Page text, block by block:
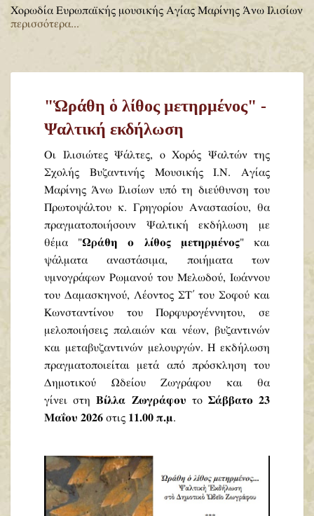
Χορωδία Ευρωπαϊκής μουσικής Αγίας Μαρίνης Άνω Ιλισίων
περισσότερα...
"Ὡράθη ὁ λίθος μετηρμένος" -
Ψαλτική εκδήλωση
Οι Ιλισιώτες Ψάλτες, ο Χορός Ψαλτών της
Σχολής Βυζαντινής Μουσικής Ι.Ν. Αγίας
Μαρίνης Άνω Ιλισίων υπό τη διεύθυνση του
Πρωτοψάλτου κ. Γρηγορίου Αναστασίου, θα
πραγματοποιήσουν Ψαλτική εκδήλωση με
θέμα "Ωράθη ο λίθος μετηρμένος" και
ψάλματα αναστάσιμα, ποιήματα των
υμνογράφων Ρωμανού του Μελωδού, Ιωάννου
του Δαμασκηνού, Λέοντος ΣΤ΄ του Σοφού και
Κωνσταντίνου του Πορφυρογέννητου, σε
μελοποιήσεις παλαιών και νέων, βυζαντινών
και μεταβυζαντινών μελουργών. Η εκδήλωση
πραγματοποιείται μετά από πρόσκληση του
Δημοτικού Ωδείου Ζωγράφου και θα
γίνει στηΒίλλα Ζωγράφου το Σάββατο 23
Μαΐου 2026 στις 11.00 π.μ.